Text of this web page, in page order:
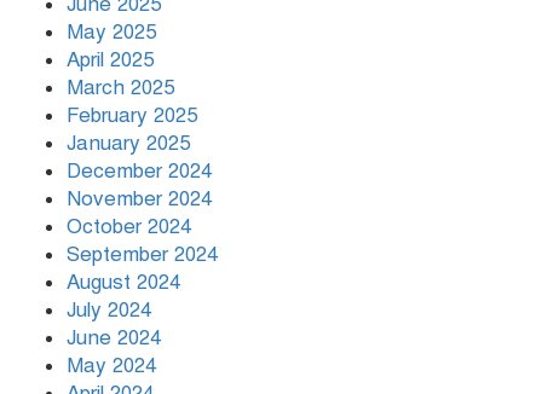
May 2025
April 2025
March 2025
February 2025
January 2025
December 2024
November 2024
October 2024
September 2024
August 2024
July 2024
June 2024
May 2024